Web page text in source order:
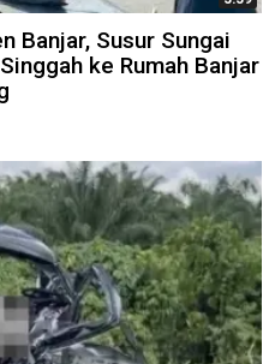
Banjar, Susur Sungai
ke Rumah Banjar